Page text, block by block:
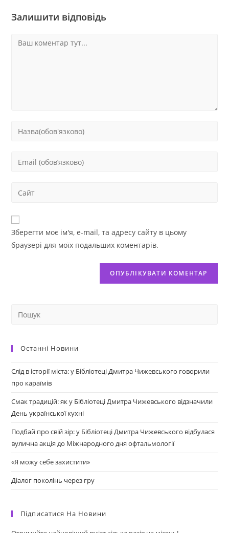
Залишити відповідь
Зберегти моє ім'я, e-mail, та адресу сайту в цьому
браузері для моїх подальших коментарів.
Останні Новини
Слід в історії міста: у Бібліотеці Дмитра Чижевського говорили
про караїмів
Смак традицій: як у Бібліотеці Дмитра Чижевського відзначили
День української кухні
Подбай про свій зір: у Бібліотеці Дмитра Чижевського відбулася
вулична акція до Міжнародного дня офтальмології
«Я можу себе захистити»
Діалог поколінь через гру
Підписатися На Новини